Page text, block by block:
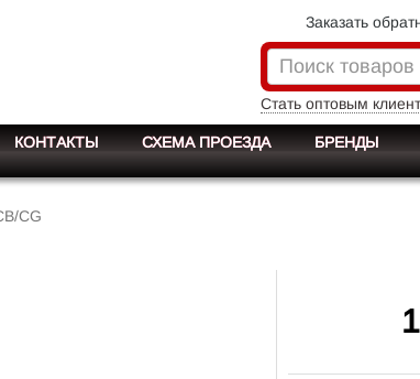
Заказать
Стать оптовым
КОНТАКТЫ СХЕМА ПРОЕЗДА БРЕНДЫ
CG